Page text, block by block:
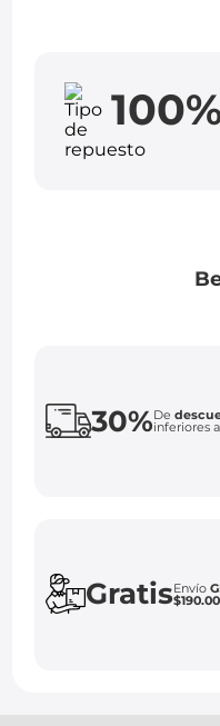
30%De
inferiores
GratisEnvío